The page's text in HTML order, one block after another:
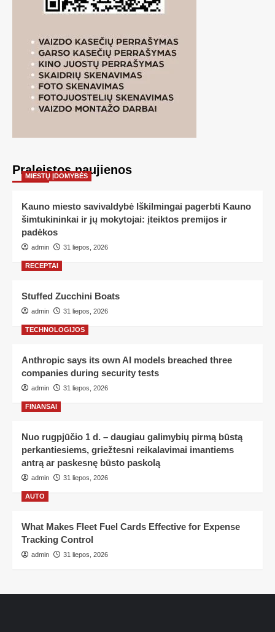
Praleistos naujienos
MIESTŲ ĮDOMYBĖS
Kauno miesto savivaldybė Iškilmingai pagerbti Kauno
šimtukininkai ir jų mokytojai: įteiktos premijos ir
padėkos
admin 31 liepos, 2026
RECEPTAI
Stuffed Zucchini Boats
admin 31 liepos, 2026
TECHNOLOGIJOS
Anthropic says its own AI models breached three
companies during security tests
admin 31 liepos, 2026
FINANSAI
Nuo rugpjūčio 1 d. – daugiau galimybių pirmą būstą
perkantiesiems, griežtesni reikalavimai imantiems
antrą ar paskesnę būsto paskolą
admin 31 liepos, 2026
AUTO
What Makes Fleet Fuel Cards Effective for Expense
Tracking Control
admin 31 liepos, 2026